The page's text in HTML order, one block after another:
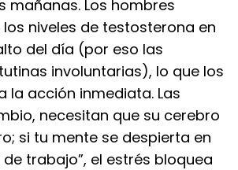
mañanas. Los hombres
niveles de testosterona en
del día (por eso las
involuntarias), lo que los
la acción inmediata. Las
necesitan que su cerebro
si tu mente se despierta en
trabajo”, el estrés bloquea